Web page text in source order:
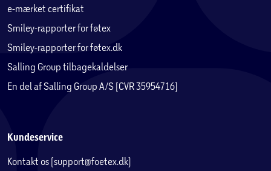
e-mærket certifikat
Smiley-rapporter for føtex
Smiley-rapporter for føtex.dk
Salling Group tilbagekaldelser
En del af Salling Group A/S (CVR 35954716)
Kundeservice
Kontakt os (support@foetex.dk)